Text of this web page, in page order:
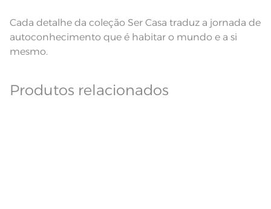
Cada detalhe da coleção Ser Casa traduz a jornada de
autoconhecimento que é habitar o mundo e a si
mesmo.
Produtos relacionados